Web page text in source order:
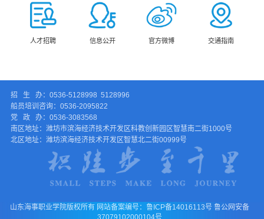
人才招聘 信息公开 官方微博 交通指南
招 生 办：0536-5128998 5128996
船员培训咨询：0536-2095822
党 政 办：0536-3083568
南区地址：潍坊市滨海经济技术开发区科教创新园区智慧南二街1000号
北区地址：潍坊滨海经济技术开发区智慧北二街00999号
山东海事职业学院版权所有 网站备案编号：鲁ICP备14016113号 鲁公网安备
37079102000104号